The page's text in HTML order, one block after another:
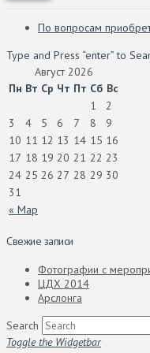
По вопросам
Type and Press “enter” to
Август 2026
Пн Вт Ср Чт Пт Сб Вс
« Мар
1
2
3
4 5 6 7 8
9
10 11 12 13 14 15 16
17 18 19 20 21 22 23
24 25 26 27 28 29 30
31
Свежие записи
Фотографии с
ЦДХ 2014
Арслонга
Search
Toggle the Widgetbar